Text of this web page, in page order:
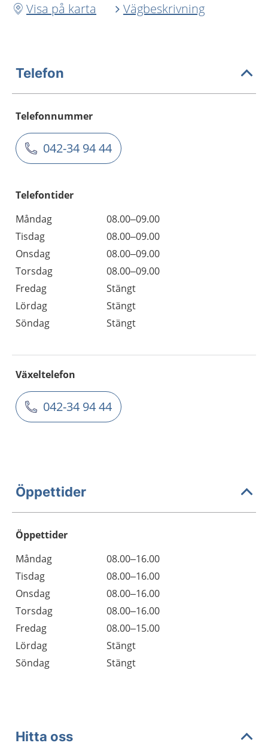
Visa på karta
Vägbeskrivning
Telefon
Telefonnummer
042-34 94 44
Telefontider
Måndag
08.00–09.00
Tisdag
08.00–09.00
Onsdag
08.00–09.00
Torsdag
08.00–09.00
Fredag
Stängt
Lördag
Stängt
Söndag
Stängt
Växeltelefon
042-34 94 44
Öppettider
Öppettider
Dag
Öppettider
Kommentarer
Måndag
08.00–16.00
Tisdag
08.00–16.00
Onsdag
08.00–16.00
Torsdag
08.00–16.00
Fredag
08.00–15.00
Lördag
Stängt
Söndag
Stängt
Hitta oss